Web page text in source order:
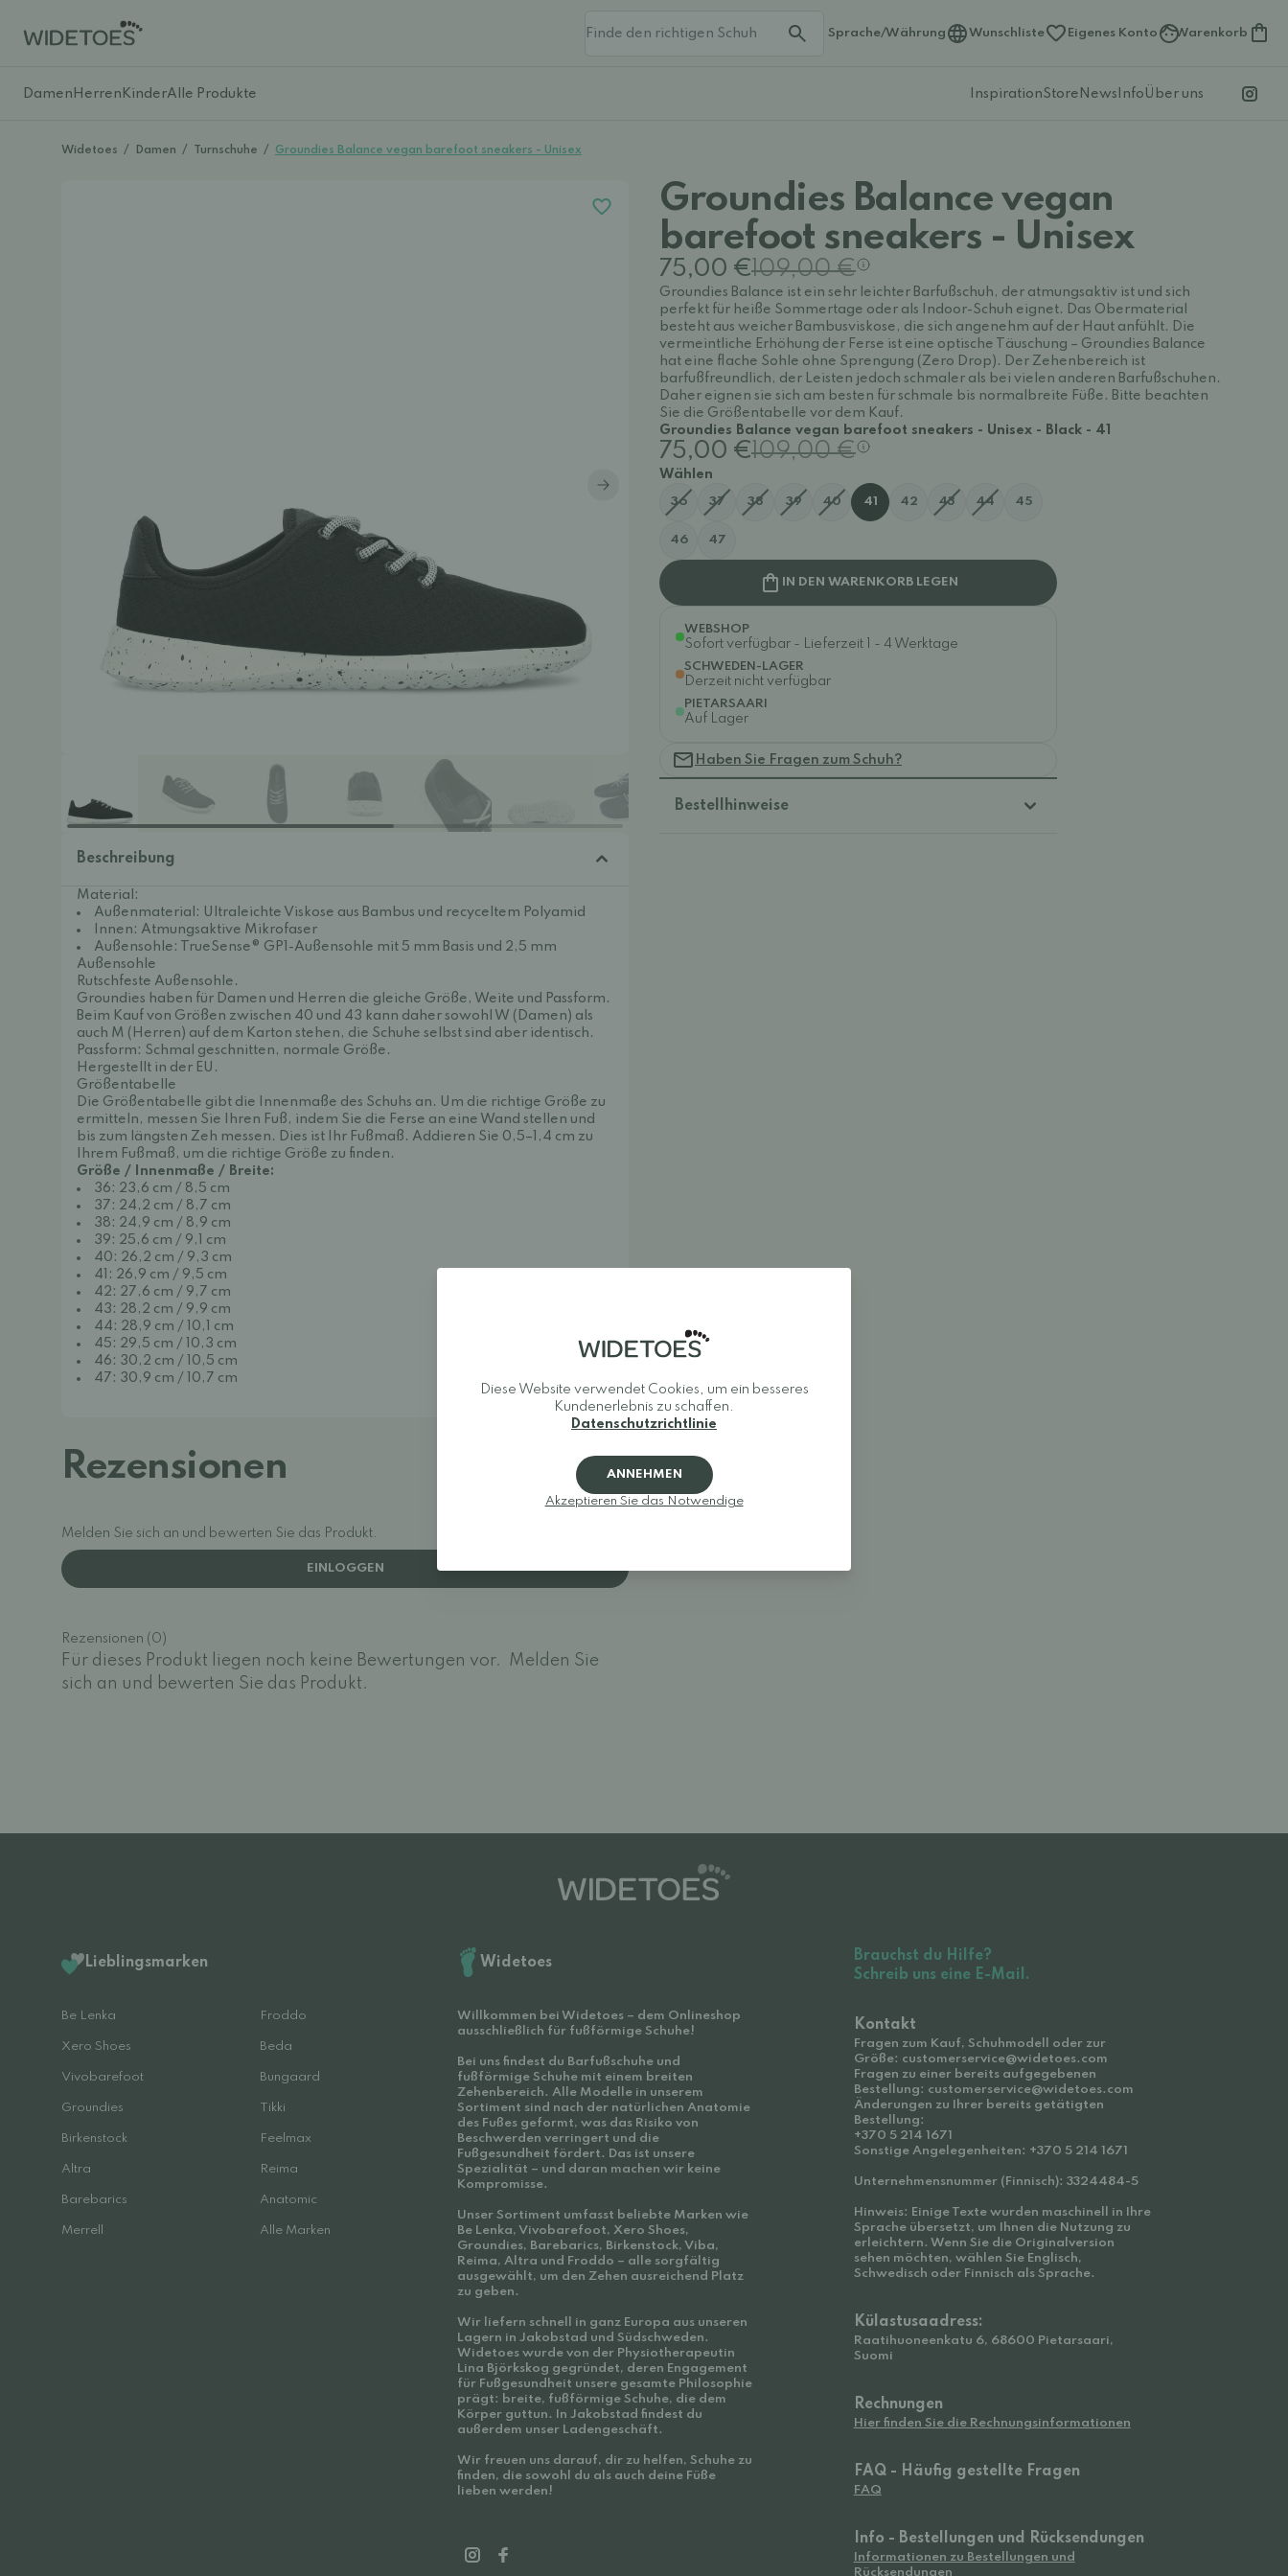
Sprache/Währung Wunschliste Eigenes Konto Warenkorb
Damen Herren KinderAlle Produkte InspirationStore News Info Über uns
Widetoes / Damen / Turnschuhe / Groundies Balance vegan barefoot sneakers - Unisex
Beschreibung
Material:
Außenmaterial: Ultraleichte Viskose aus Bambus und recyceltem Polyamid
Innen: Atmungsaktive Mikrofaser
Außensohle: TrueSense® GP1-Außensohle mit 5 mm Basis und 2,5 mm
Außensohle
Rutschfeste Außensohle.
Groundies haben für Damen und Herren die gleiche Größe, Weite und Passform.
Beim Kauf von Größen zwischen 40 und 43 kann daher sowohl W (Damen) als
auch M (Herren) auf dem Karton stehen, die Schuhe selbst sind aber identisch.
Passform: Schmal geschnitten, normale Größe.
Hergestellt in der EU.
Größentabelle
Die Größentabelle gibt die Innenmaße des Schuhs an. Um die richtige Größe zu
ermitteln, messen Sie Ihren Fuß, indem Sie die Ferse an eine Wand stellen und
bis zum längsten Zeh messen. Dies ist Ihr Fußmaß. Addieren Sie 0,5–1,4 cm zu
Ihrem Fußmaß, um die richtige Größe zu finden.
Größe / Innenmaße / Breite:
36: 23,6 cm / 8,5 cm
37: 24,2 cm / 8,7 cm
38: 24,9 cm / 8,9 cm
39: 25,6 cm / 9,1 cm
40: 26,2 cm / 9,3 cm
41: 26,9 cm / 9,5 cm
42: 27,6 cm / 9,7 cm
43: 28,2 cm / 9,9 cm
44: 28,9 cm / 10,1 cm
45: 29,5 cm / 10,3 cm
46: 30,2 cm / 10,5 cm
47: 30,9 cm / 10,7 cm
Rezensionen
Melden Sie sich an und bewerten Sie das Produkt.
EINLOGGEN
Rezensionen (0)
Für dieses Produkt liegen noch keine Bewertungen vor.
Melden Sie
sich an und bewerten Sie das Produkt.
Groundies Balance vegan
barefoot sneakers - Unisex
75,00 €109,00 €
Groundies Balance ist ein sehr leichter Barfußschuh, der atmungsaktiv ist und sich
perfekt für heiße Sommertage oder als Indoor-Schuh eignet. Das Obermaterial
besteht aus weicher Bambusviskose, die sich angenehm auf der Haut anfühlt. Die
vermeintliche Erhöhung der Ferse ist eine optische Täuschung – Groundies Balance
hat eine flache Sohle ohne Sprengung (Zero Drop). Der Zehenbereich ist
barfußfreundlich, der Leisten jedoch schmaler als bei vielen anderen Barfußschuhen.
Daher eignen sie sich am besten für schmale bis normalbreite Füße. Bitte beachten
Sie die Größentabelle vor dem Kauf.
Groundies Balance vegan barefoot sneakers - Unisex - Black - 41
75,00 €109,00 €
Wählen
36 37 38 39 40 41 42 43 44 45
46 47
IN DEN WARENKORB LEGEN
WEBSHOP
Sofort verfügbar - Lieferzeit 1 - 4 Werktage
SCHWEDEN-LAGER
Derzeit nicht verfügbar
PIETARSAARI
Auf Lager
Haben Sie Fragen zum Schuh?
Bestellhinweise
Lieblingsmarken
Be Lenka Froddo
Xero Shoes Beda
Vivobarefoot Bungaard
Groundies Tikki
Birkenstock Feelmax
Altra Reima
Barebarics Anatomic
Merrell Alle Marken
Widetoes
Willkommen bei Widetoes – dem Onlineshop
ausschließlich für fußförmige Schuhe!
Bei uns findest du Barfußschuhe und
fußförmige Schuhe mit einem breiten
Zehenbereich. Alle Modelle in unserem
Sortiment sind nach der natürlichen Anatomie
des Fußes geformt, was das Risiko von
Beschwerden verringert und die
Fußgesundheit fördert. Das ist unsere
Spezialität – und daran machen wir keine
Kompromisse.
Unser Sortiment umfasst beliebte Marken wie
Be Lenka, Vivobarefoot, Xero Shoes,
Groundies, Barebarics, Birkenstock, Viba,
Reima, Altra und Froddo – alle sorgfältig
ausgewählt, um den Zehen ausreichend Platz
zu geben.
Wir liefern schnell in ganz Europa aus unseren
Lagern in Jakobstad und Südschweden.
Widetoes wurde von der Physiotherapeutin
Lina Björkskog gegründet, deren Engagement
für Fußgesundheit unsere gesamte Philosophie
prägt: breite, fußförmige Schuhe, die dem
Körper guttun. In Jakobstad findest du
außerdem unser Ladengeschäft.
Wir freuen uns darauf, dir zu helfen, Schuhe zu
finden, die sowohl du als auch deine Füße
lieben werden!
Brauchst du Hilfe?
Schreib uns eine E-Mail.
Kontakt
Fragen zum Kauf, Schuhmodell oder zur
Größe: customerservice@widetoes.com
Fragen zu einer bereits aufgegebenen
Bestellung: customerservice@widetoes.com
Änderungen zu Ihrer bereits getätigten
Bestellung:
+370 5 214 1671
Sonstige Angelegenheiten: +370 5 214 1671
Unternehmensnummer (Finnisch): 3324484-5
Hinweis: Einige Texte wurden maschinell in Ihre
Sprache übersetzt, um Ihnen die Nutzung zu
erleichtern. Wenn Sie die Originalversion
sehen möchten, wählen Sie Englisch,
Schwedisch oder Finnisch als Sprache.
Külastusaadress:
Raatihuoneenkatu 6, 68600 Pietarsaari,
Suomi
Rechnungen
Hier finden Sie die Rechnungsinformationen
FAQ - Häufig gestellte Fragen
FAQ
Info - Bestellungen und Rücksendungen
Informationen zu Bestellungen und
Rücksendungen
Diese Website verwendet Cookies, um ein besseres
Kundenerlebnis zu schaffen.
Datenschutzrichtlinie
ANNEHMEN
Akzeptieren Sie das Notwendige